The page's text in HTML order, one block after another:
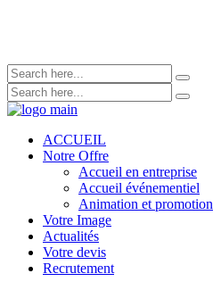
ACCUEIL
Notre Offre
Accueil en entreprise
Accueil événementiel
Animation et promotion
Votre Image
Actualités
Votre devis
Recrutement